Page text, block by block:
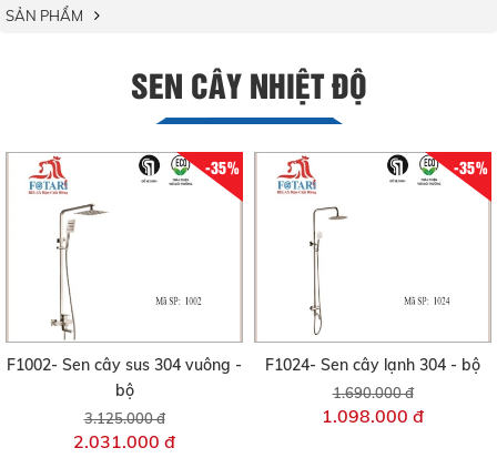
SẢN PHẨM
SEN CÂY NHIỆT ĐỘ
-35%
F1002- Sen cây sus 304 vuông -
bộ
3.125.000 đ
2.031.000 đ
-35%
F1024- Sen cây lạnh 304 - bộ
1.690.000 đ
1.098.000 đ